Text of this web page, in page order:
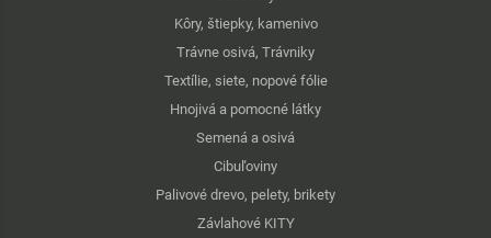
Kôry, štiepky, kamenivo
Trávne osivá, Trávniky
Textílie, siete, nopové fólie
Hnojivá a pomocné látky
Semená a osivá
Cibuľoviny
Palivové drevo, pelety, brikety
Závlahové KITY